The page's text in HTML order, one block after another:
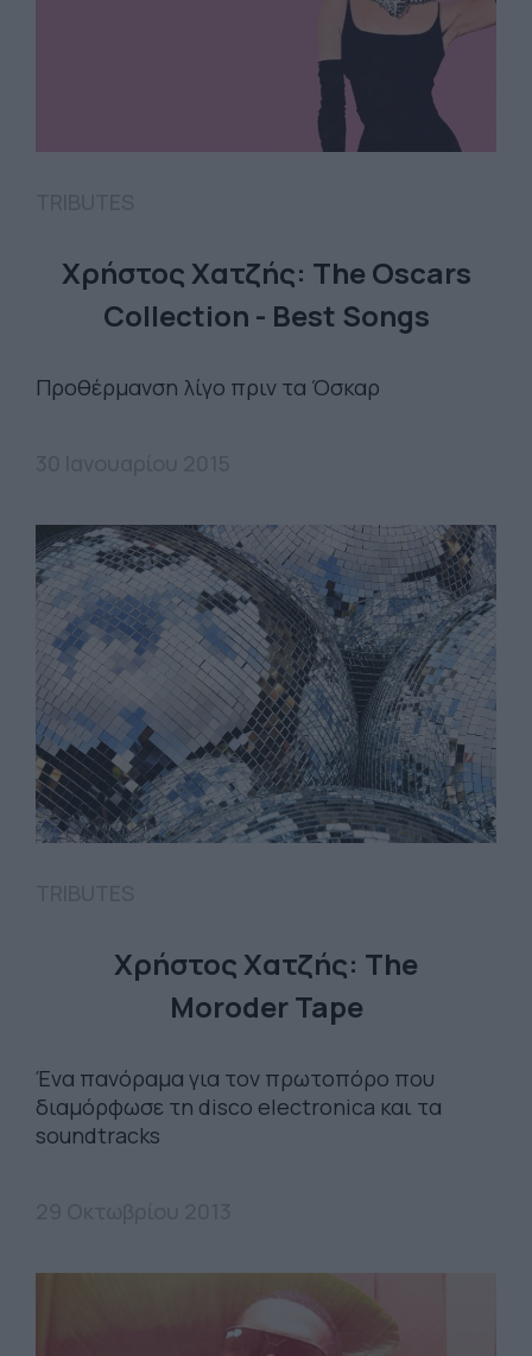
Χρήστος Χατζής: The Oscars
Collection - Best Songs
Προθέρμανση λίγο πριν τα Όσκαρ
Χρήστος Χατζής: The
Moroder Tape
Ένα πανόραμα για τον πρωτοπόρο που
διαμόρφωσε τη disco electronica και τα
soundtracks